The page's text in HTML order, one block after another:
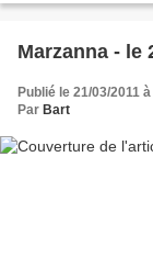
Marzanna - le
Publié le 21/03/2011
Par Bart